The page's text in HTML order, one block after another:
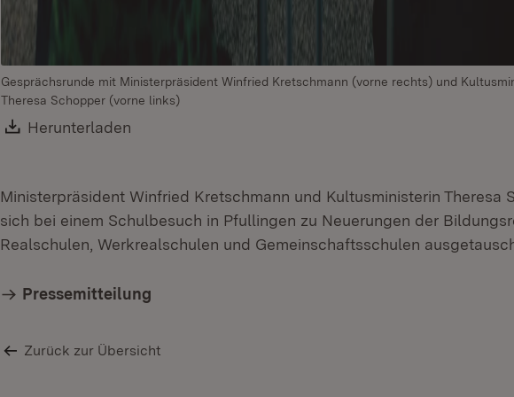
Gesprächsrunde mit Ministerpräsident Winfried Kretschmann (vorne rechts) und
Theresa Schopper (vorne links)
Download:
Herunterladen
Ministerpräsident Winfried Kretschmann und Kultusministerin Theresa
sich bei einem Schulbesuch in Pfullingen zu Neuerungen der
Realschulen, Werkrealschulen und Gemeinschaftsschulen
Pressemitteilung
Zurück zur Übersicht